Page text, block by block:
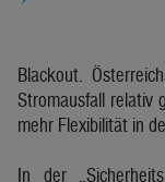
Blackout.
Stromausfall relativ
mehr Flexibilität in
In der